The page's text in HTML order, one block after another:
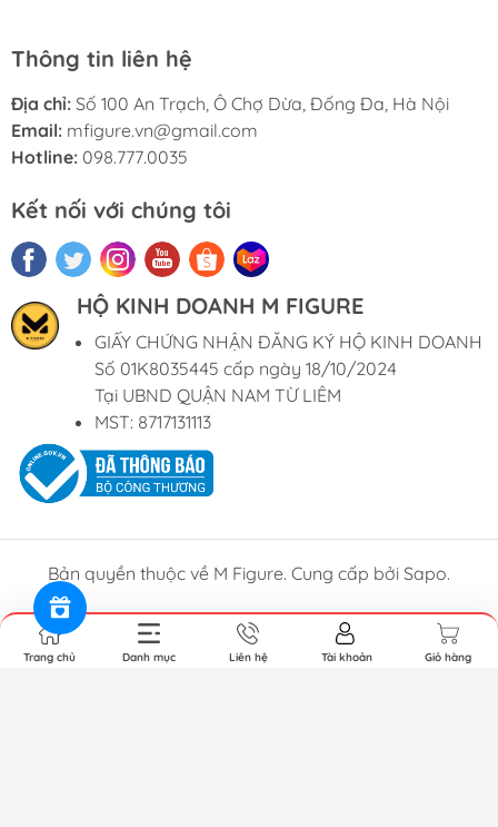
Thông tin liên hệ
Địa chỉ: Số 100 An Trạch, Ô Chợ Dừa, Đống Đa, Hà Nội
Email: mfigure.vn@gmail.com
Hotline: 098.777.0035
Kết nối với chúng tôi
HỘ KINH DOANH M FIGURE
GIẤY CHỨNG NHẬN ĐĂNG KÝ HỘ KINH DOANH
Số 01K8035445 cấp ngày 18/10/2024
Tại UBND QUẬN NAM TỪ LIÊM
MST: 8717131113
Bản quyền thuộc về M Figure. Cung cấp bởi Sapo.
Trang chủ Danh mục Liên hệ Tài khoản Giỏ hàng